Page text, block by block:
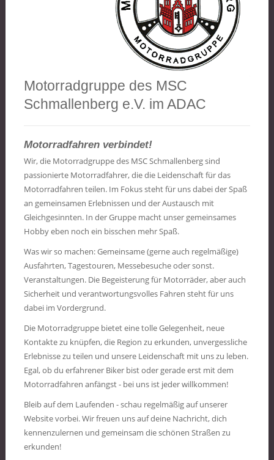
Motorradgruppe des MSC
Schmallenberg e.V. im ADAC
Motorradfahren verbindet!
Wir, die Motorradgruppe des MSC Schmallenberg sind
passionierte Motorradfahrer, die die Leidenschaft für das
Motorradfahren teilen. Im Fokus steht für uns dabei der Spaß
an gemeinsamen Erlebnissen und der Austausch mit
Gleichgesinnten. In der Gruppe macht unser gemeinsames
Hobby eben noch ein bisschen mehr Spaß.
Was wir so machen: Gemeinsame (gerne auch regelmäßige)
Ausfahrten, Tagestouren, Messebesuche oder sonst.
Veranstaltungen. Die Begeisterung für Motorräder, aber auch
Sicherheit und verantwortungsvolles Fahren steht für uns
dabei im Vordergrund.
Die Motorradgruppe bietet eine tolle Gelegenheit, neue
Kontakte zu knüpfen, die Region zu erkunden, unvergessliche
Erlebnisse zu teilen und unsere Leidenschaft mit uns zu leben.
Egal, ob du erfahrener Biker bist oder gerade erst mit dem
Motorradfahren anfängst - bei uns ist jeder willkommen!
Bleib auf dem Laufenden - schau regelmäßig auf unserer
Website vorbei. Wir freuen uns auf deine Nachricht, dich
kennenzulernen und gemeinsam die schönen Straßen zu
erkunden!